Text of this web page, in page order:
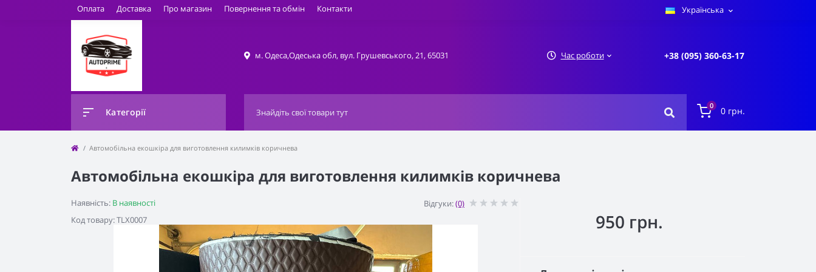
Оплата Доставка Про магазин Повернення та обмін Контакти Українська
м. Одеса,Одеська обл, вул. Грушевського, 21, 65031 Час роботи +38 (095) 360-63-17
Категорії
0 0 грн.
Автомобільна екошкіра для виготовлення килимків коричнева
Автомобільна екошкіра для виготовлення килимків коричнева
Наявність: В наявності
Код товару: TLX0007
Відгуки:(0)
950 грн.